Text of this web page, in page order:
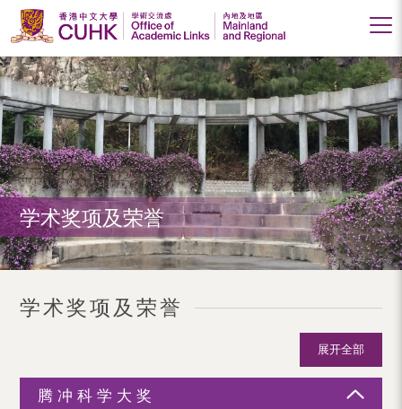
香
港
中
文
大
学
学
术
交
处
学术奖项及荣誉
学术奖项及荣誉
展开全部
腾冲科学大奖